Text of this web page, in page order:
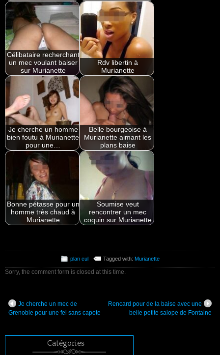
Célibataire recherchant
un mec voulant baiser
sur Murianette
Rdv libertin à
Murianette
Je cherche un homme
bien foutu à Murianette
pour une…
Belle bourgeoise à
Murianette aimant les
plans baise
Bonne pétasse pour un
homme très chaud à
Murianette
Soumise veut
rencontrer un mec
coquin sur Murianette
plan cul Tagged with:Murianette
Sorry, the comment form is closed at this time.
Je cherche un mec de
Grenoble pour une fel sans capote
Rencard pour de la baise avec une
belle petite salope de Fontaine
Catégories